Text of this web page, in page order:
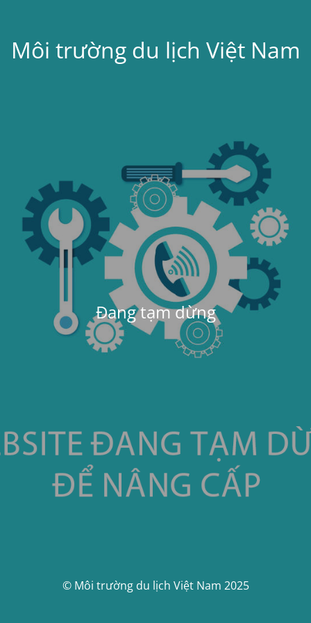
Môi trường du lịch Việt Nam
Đang tạm dừng
© Môi trường du lịch Việt Nam 2025